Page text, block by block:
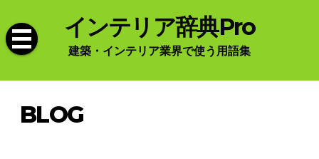
to
content
インテリア辞典Pro
建築・インテリア業界で使う用語集
BLOG